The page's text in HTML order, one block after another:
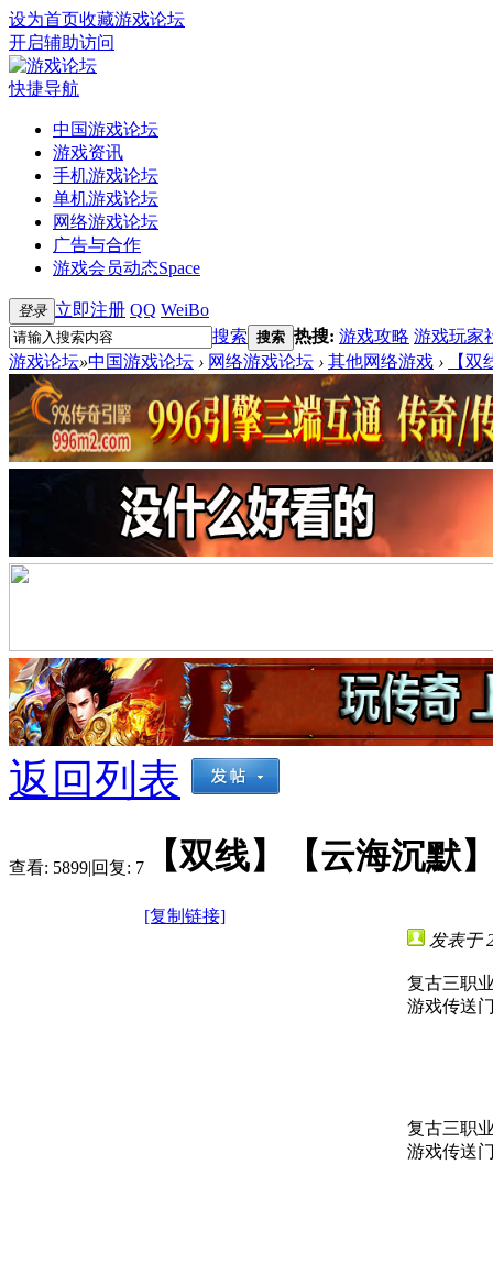
设为首页收藏游戏论坛
开启辅助访问
快捷导航
中国游戏论坛
游戏资讯
手机游戏论坛
单机游戏论坛
网络游戏论坛
广告与合作
游戏会员动态Space
登录 立即注册 QQ WeiBo
搜索 搜索 热搜: 游戏攻略 游戏玩家
游戏论坛»中国游戏论坛 › 网络游戏论坛 › 其他网络游戏 › 【
返回列表
查看: 5899|回复: 7 【双线】【云海沉默
[复制链接]
发表于
复古三职
游戏传送
复古三职
游戏传送